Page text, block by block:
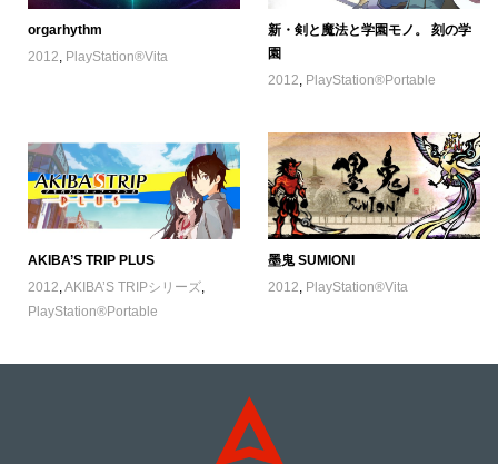
orgarhythm
2012, PlayStation®Vita
新・剣と魔法と学園モノ。 刻の学
園
2012, PlayStation®Portable
AKIBA’S TRIP PLUS
2012 AKIBA’S TRIPシリーズ,
PlayStation®Portable
墨鬼 SUMIONI
2012 PlayStation®Vita